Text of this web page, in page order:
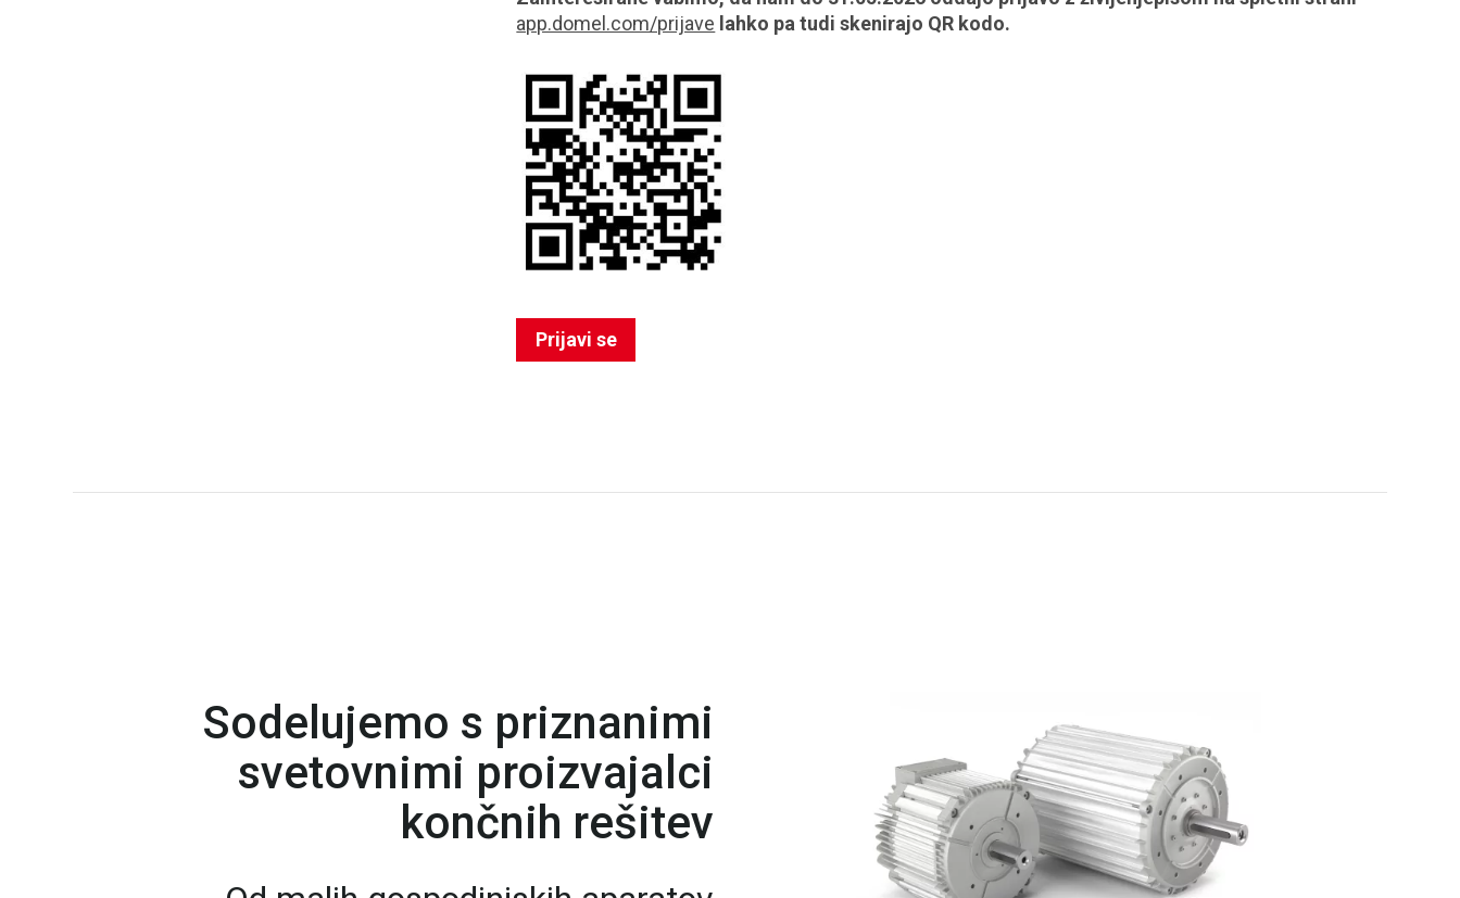
app.domel.com/prijave lahko pa tudi skenirajo QR kodo.
Prijavi se
Sodelujemo s priznanimi
svetovnimi proizvajalci
končnih rešitev